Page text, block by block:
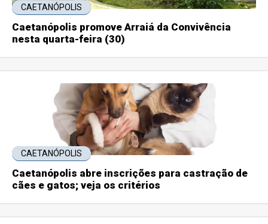
CAETANÓPOLIS
Caetanópolis promove Arraiá da Convivência
nesta quarta-feira (30)
CAETANÓPOLIS
Caetanópolis abre inscrições para castração de
cães e gatos; veja os critérios